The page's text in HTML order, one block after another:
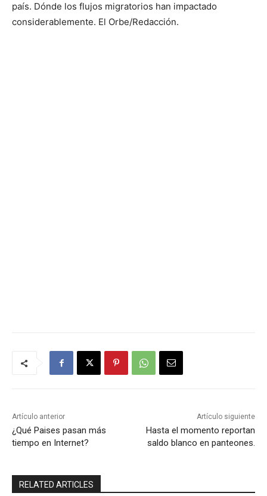
país. Dónde los flujos migratorios han impactado
considerablemente. El Orbe/Redacción.
Artículo anterior
¿Qué Paises pasan más
tiempo en Internet?
Artículo siguiente
Hasta el momento reportan
saldo blanco en panteones.
RELATED ARTICLES